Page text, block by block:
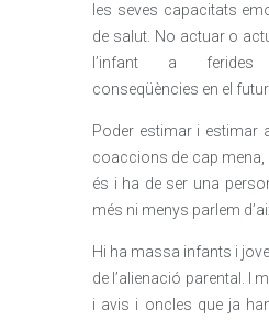
les seves capacitats
de salut. No actuar o
l’infant a ferides
conseqüències en el futur.
Poder estimar i estimar
coaccions de cap mena,
és i ha de ser una
més ni menys parlem
Hi ha massa infants i
de l’alienació parental. I
i avis i oncles que ja